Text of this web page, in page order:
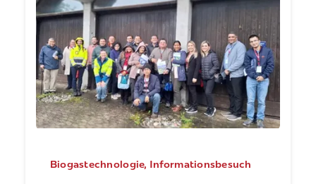
Biogastechnologie, Informationsbesuch